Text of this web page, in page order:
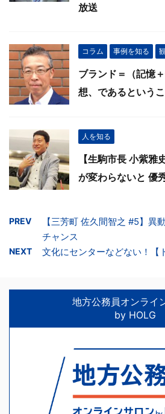
放送
コラム 事例を知る
ブランド＝（記憶
想、であるという
人を知る
【生駒市長 小紫雅
が変わらないと 優
PREV
【三芳町 佐久間智之 #5】異
チャンス
NEXT 文化にセンターなどない！【
地方公務員オンライ
by HOLG